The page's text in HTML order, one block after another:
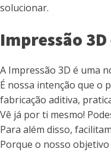
solucionar.
Impressão
A Impressão 3D é uma
É nossa intenção que o
fabricação aditiva,
Vê já por ti mesmo!
Para além disso,
Porque o nosso